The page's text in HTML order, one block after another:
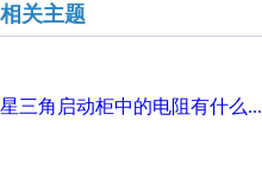
相关主题
星三角启动柜中的电阻有什么...